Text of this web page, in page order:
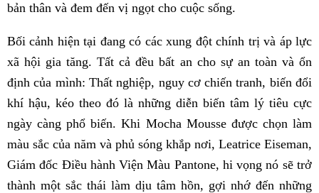
bản thân và đem đến vị ngọt cho cuộc sống.
Bối cảnh hiện tại đang có các xung đột chính trị và áp lực
xã hội gia tăng. Tất cả đều bất an cho sự an toàn và ổn
định của mình: Thất nghiệp, nguy cơ chiến tranh, biến đổi
khí hậu, kéo theo đó là những diễn biến tâm lý tiêu cực
ngày càng phổ biến. Khi Mocha Mousse được chọn làm
màu sắc của năm và phủ sóng khắp nơi, Leatrice Eiseman,
Giám đốc Điều hành Viện Màu Pantone, hi vọng nó sẽ trở
thành một sắc thái làm dịu tâm hồn, gợi nhớ đến những